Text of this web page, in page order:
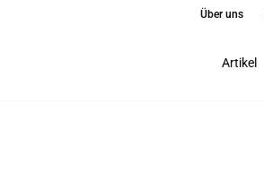
Über uns
Artikel